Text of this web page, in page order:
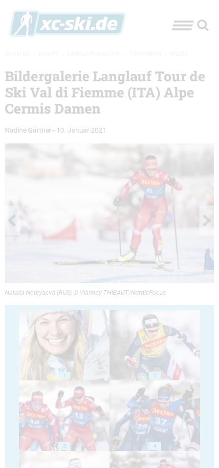
Bildergalerie Langlauf Tour de
Ski Val di Fiemme (ITA) Alpe
Cermis Damen
Nadine Gärtner - 10. Januar 2021
Natalia Nepryaeva (RUS) © Vianney THIBAUT/NordicFocus
1 2
3 4